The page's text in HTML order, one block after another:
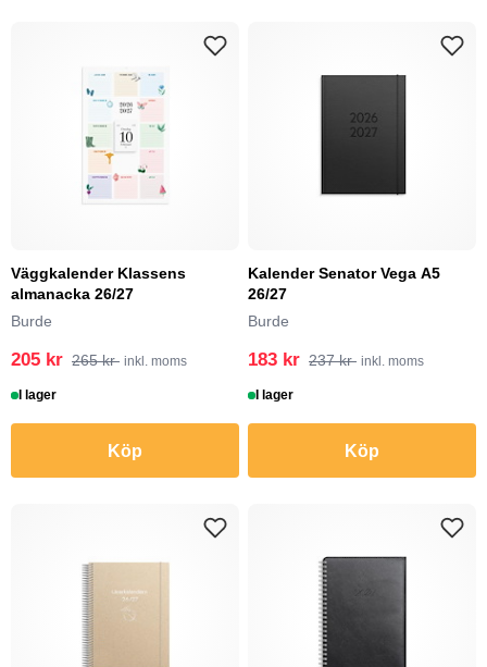
Väggkalender Klassens
almanacka 26/27
Burde
205 kr 265 kr inkl. moms
I lager
Köp
Kalender Senator Vega A5
26/27
Burde
183 kr 237 kr inkl. moms
I lager
Köp